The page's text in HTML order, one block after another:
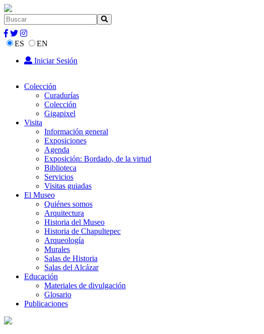
ES
EN
Iniciar Sesión
Colección
Curadurías
Colección
Gigapixel
Visita
Información general
Exposiciones
Agenda
Exposición: Bordado, de la virtud
Biblioteca
Servicios
Visitas guiadas
El Museo
Quiénes somos
Arquitectura
Historia del Museo
Historia de Chapultepec
Arqueología
Murales
Salas de Historia
Salas del Alcázar
Educación
Materiales de divulgación
Glosario
Publicaciones